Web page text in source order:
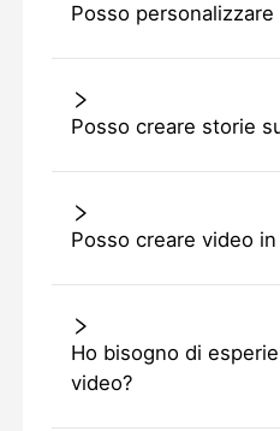
Posso
Posso creare storie
Posso creare video
Ho bisogno di
video?